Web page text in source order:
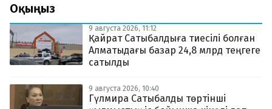
Оқыңыз
9 августа 2026, 11:12
Қайрат Сатыбалдыға тиесілі болған
Алматыдағы базар 24,8 млрд теңгеге
сатылды
9 августа 2026, 10:40
Гүлмира Сатыбалды төртінші